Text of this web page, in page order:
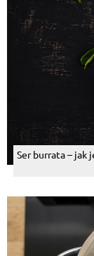
Ser burrata – jak